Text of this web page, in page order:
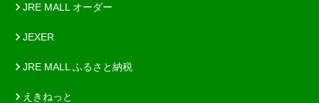
JRE MALL オーダー
JEXER
JRE MALL ふるさと納税
えきねっと